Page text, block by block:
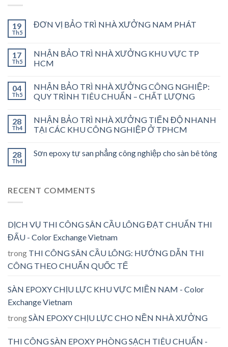
19
Th5
ĐƠN VỊ BẢO TRÌ NHÀ XƯỞNG NAM PHÁT
17
Th5
NHẬN BẢO TRÌ NHÀ XƯỞNG KHU VỰC TP
HCM
04
Th5
NHẬN BẢO TRÌ NHÀ XƯỞNG CÔNG NGHIỆP:
QUY TRÌNH TIÊU CHUẨN – CHẤT LƯỢNG
28
Th4
NHẬN BẢO TRÌ NHÀ XƯỞNG TIẾN ĐỘ NHANH
TẠI CÁC KHU CÔNG NGHIỆP Ở TPHCM
28
Th4
Sơn epoxy tự san phẳng công nghiệp cho sàn bê tông
RECENT COMMENTS
DỊCH VỤ THI CÔNG SÂN CẦU LÔNG ĐẠT CHUẨN THI
ĐẤU - Color Exchange Vietnam
trong THI CÔNG SÂN CẦU LÔNG: HƯỚNG DẪN THI
CÔNG THEO CHUẨN QUỐC TẾ
SÀN EPOXY CHỊU LỰC KHU VỰC MIỀN NAM - Color
Exchange Vietnam
trongSÀN EPOXY CHỊU LỰC CHO NỀN NHÀ XƯỞNG
THI CÔNG SÀN EPOXY PHÒNG SẠCH TIÊU CHUẨN -